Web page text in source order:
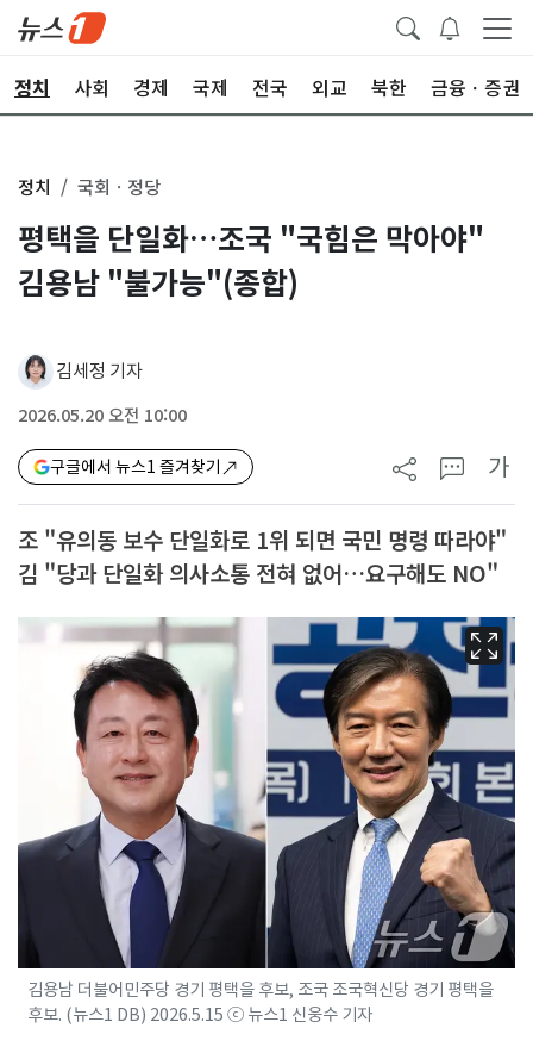
정치 사회 경제 국제 전국 외교 북한 금융ㆍ증권
정치 국회ㆍ정당
평택을 단일화…조국 "국힘은 막아야"
김용남 "불가능"(종합)
김세정 기자
2026.05.20 오전 10:00
구글에서 뉴스1 즐겨찾기 가
조 "유의동 보수 단일화로 1위 되면 국민 명령 따라야"
김 "당과 단일화 의사소통 전혀 없어…요구해도 NO"
김용남 더불어민주당 경기 평택을 후보, 조국 조국혁신당 경기 평택을
후보. (뉴스1 DB) 2026.5.15 ⓒ 뉴스1 신웅수 기자